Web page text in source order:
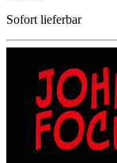
Sofort lieferbar